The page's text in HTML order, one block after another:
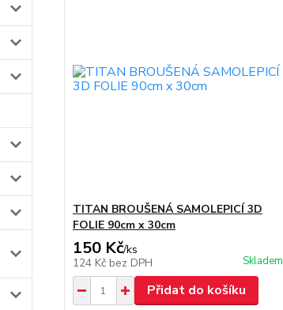
TITAN BROUŠENÁ SAMOLEPICÍ 3D
FOLIE 90cm x 30cm
150 Kč/ks
124 Kč bez DPH Skladem
Přidat do košíku